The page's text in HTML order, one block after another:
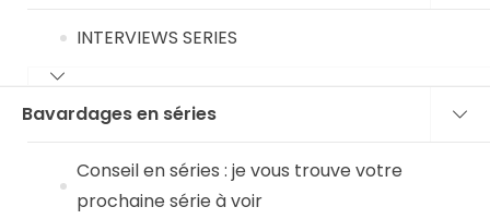
INTERVIEWS SERIES
Bavardages en séries
Conseil en séries : je vous trouve votre
prochaine série à voir